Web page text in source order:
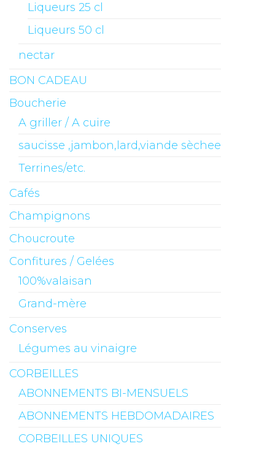
Liqueurs 25 cl
Liqueurs 50 cl
nectar
BON CADEAU
Boucherie
A griller / A cuire
saucisse ,jambon,lard,viande sèchee
Terrines/etc.
Cafés
Champignons
Choucroute
Confitures / Gelées
100%valaisan
Grand-mère
Conserves
Légumes au vinaigre
CORBEILLES
ABONNEMENTS BI-MENSUELS
ABONNEMENTS HEBDOMADAIRES
CORBEILLES UNIQUES